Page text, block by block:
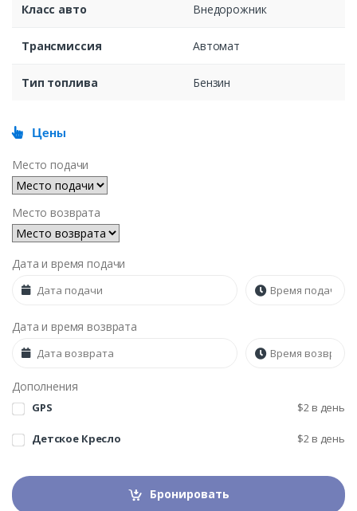
Класс авто Внедорожник
Трансмиссия Автомат
Тип топлива Бензин
Цены
Место подачи
Место возврата
Дата и время подачи
Дата и время возврата
Дополнения
GPS $2 в день
Детское Кресло $2в день
Бронировать